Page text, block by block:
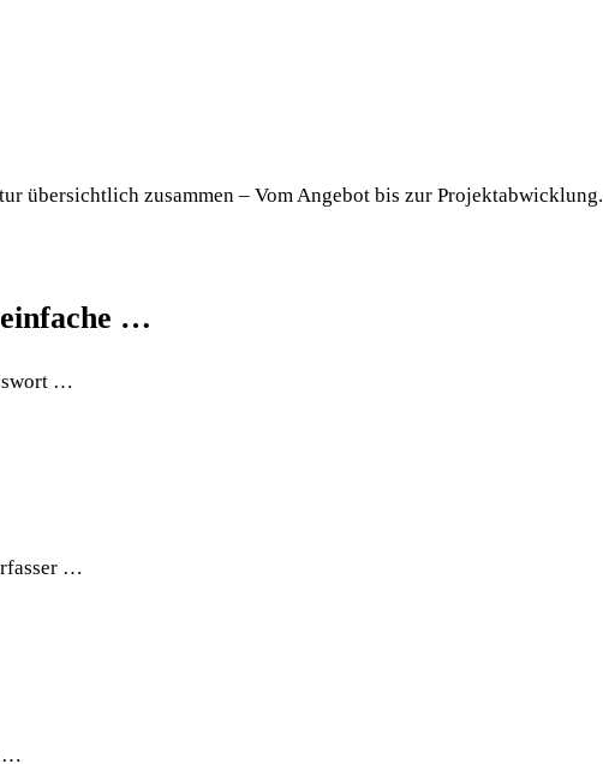
übersichtlich zusammen – Vom Angebot bis zur Projektabwicklung.
…
…
…
…